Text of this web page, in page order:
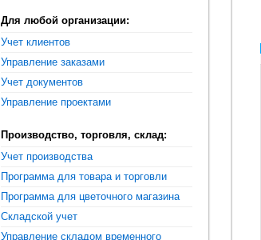
Для любой организации:
Учет клиентов
Управление заказами
Учет документов
Управление проектами
Производство, торговля, склад:
Учет производства
Программа для товара и торговли
Программа для цветочного магазина
Складской учет
Управление складом временного